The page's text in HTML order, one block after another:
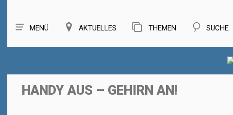
MENÜ AKTUELLES THEMEN SUCHE
HANDY AUS – GEHIRN AN!